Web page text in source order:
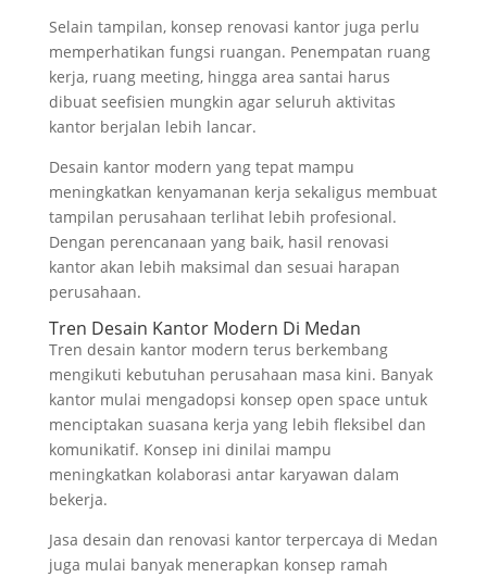
Selain tampilan, konsep renovasi kantor juga perlu
memperhatikan fungsi ruangan. Penempatan ruang
kerja, ruang meeting, hingga area santai harus
dibuat seefisien mungkin agar seluruh aktivitas
kantor berjalan lebih lancar.
Desain kantor modern yang tepat mampu
meningkatkan kenyamanan kerja sekaligus membuat
tampilan perusahaan terlihat lebih profesional.
Dengan perencanaan yang baik, hasil renovasi
kantor akan lebih maksimal dan sesuai harapan
perusahaan.
Tren Desain Kantor Modern Di Medan
Tren desain kantor modern terus berkembang
mengikuti kebutuhan perusahaan masa kini. Banyak
kantor mulai mengadopsi konsep open space untuk
menciptakan suasana kerja yang lebih fleksibel dan
komunikatif. Konsep ini dinilai mampu
meningkatkan kolaborasi antar karyawan dalam
bekerja.
Jasa desain dan renovasi kantor terpercaya di Medan
juga mulai banyak menerapkan konsep ramah